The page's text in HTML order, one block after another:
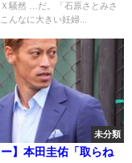
Ｘ騒然 …だ。「石原さとみさ
んなに大きい妊婦...
未分類
ー】本田圭佑「取らね